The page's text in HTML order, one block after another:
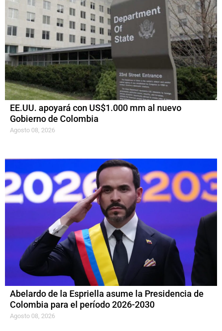
EE.UU. apoyará con US$1.000 mm al nuevo
Gobierno de Colombia
Agosto 08, 2026
Abelardo de la Espriella asume la Presidencia de
Colombia para el período 2026-2030
Agosto 08, 2026